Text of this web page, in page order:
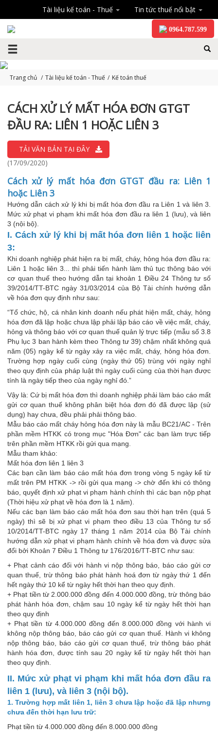
Tài liệu kế toán - Thuế Tin tức thuế nổi bật
0964.787.599
Trang chủ / Tài liệu kế toán - Thuế / Kế toán thuế
CÁCH XỬ LÝ MẤT HÓA ĐƠN GTGT
ĐẦU RA: LIÊN 1 HOẶC LIÊN 3
TẢI VĂN BẢN TẠI ĐÂY
(17/09/2020)
Cách xử lý mất hóa đơn GTGT đầu ra: Liên 1
hoặc Liên 3
Hướng dẫn cách xử lý khi bị mất hóa đơn đầu ra Liên 1 và liên 3.
Mức xử phạt vi phạm khi mất hóa đơn đầu ra liên 1 (lưu), và liên
3 (nội bộ).
I. Cách xử lý khi bị mất hóa đơn liên 1 hoặc liên
3:
Khi doanh nghiệp phát hiện ra bị mất, cháy, hỏng hóa đơn đầu ra:
Liên 1 hoặc liên 3... thì phải tiến hành làm thủ tục thông báo với
cơ quan thuế theo hướng dẫn tại khoản 1 Điều 24 Thông tư số
39/2014/TT-BTC ngày 31/03/2014 của Bộ Tài chính hướng dẫn
về hóa đơn quy định như sau:
“Tổ chức, hộ, cá nhân kinh doanh nếu phát hiện mất, cháy, hỏng
hóa đơn đã lập hoặc chưa lập phải lập báo cáo về việc mất, cháy,
hỏng và thông báo với cơ quan thuế quản lý trực tiếp (mẫu số 3.8
Phụ lục 3 ban hành kèm theo Thông tư 39) chậm nhất không quá
năm (05) ngày kể từ ngày xảy ra việc mất, cháy, hỏng hóa đơn.
Trường hợp ngày cuối cùng (ngày thứ 05) trùng với ngày nghỉ
theo quy định của pháp luật thì ngày cuối cùng của thời hạn được
tính là ngày tiếp theo của ngày nghỉ đó.”
Vậy là: Cứ bị mất hóa đơn thì doanh nghiệp phải làm báo cáo mất
gửi cơ quan thuế không phân biệt hóa đơn đó đã được lập (sử
dụng) hay chưa, đều phải phải thông báo.
Mẫu báo cáo mất cháy hỏng hóa đơn này là mẫu BC21/AC - Trên
phần mềm HTKK có trong mục "Hóa Đơn" các bạn làm trực tiếp
trên phần mềm HTKK rồi gửi qua mạng.
Mẫu tham khảo:
Mất hóa đơn liên 1 liên 3
Các bạn cần làm báo cáo mất hóa đơn trong vòng 5 ngày kể từ
mất trên PM HTKK -> rồi gửi qua mạng -> chờ đến khi có thông
báo, quyết định xử phạt vi phạm hành chính thì các bạn nộp phạt
(Thời hiệu xử phạt về hóa đơn là 1 năm).
Nếu các bạn làm báo cáo mất hóa đơn sau thời hạn trên (quá 5
ngày) thì sẽ bị xử phạt vi phạm theo điều 13 của Thông tư số
10/2014/TT-BTC ngày 17 tháng 1 năm 2014 của Bộ Tài chính
hướng dẫn xử phạt vi phạm hành chính về hóa đơn và được sửa
đổi bởi Khoản 7 Điều 1 Thông tư 176/2016/TT-BTC như sau:
+ Phạt cảnh cáo đối với hành vi nộp thông báo, báo cáo gửi cơ
quan thuế, trừ thông báo phát hành hoá đơn từ ngày thứ 1 đến
hết ngày thứ 10 kể từ ngày hết thời hạn theo quy định.
+ Phạt tiền từ 2.000.000 đồng đến 4.000.000 đồng, trừ thông báo
phát hành hóa đơn, chậm sau 10 ngày kể từ ngày hết thời hạn
theo quy định
+ Phạt tiền từ 4.000.000 đồng đến 8.000.000 đồng với hành vi
không nộp thông báo, báo cáo gửi cơ quan thuế. Hành vi không
nộp thông báo, báo cáo gửi cơ quan thuế, trừ thông báo phát
hành hóa đơn, được tính sau 20 ngày kể từ ngày hết thời hạn
theo quy định.
II. Mức xử phạt vi phạm khi mất hóa đơn đầu ra
liên 1 (lưu), và liên 3 (nội bộ).
1. Trường hợp mất liên 1, liên 3 chưa lập hoặc đã lập nhưng
chưa đến thời hạn lưu trữ:
Phạt tiền từ 4.000.000 đồng đến 8.000.000 đồng